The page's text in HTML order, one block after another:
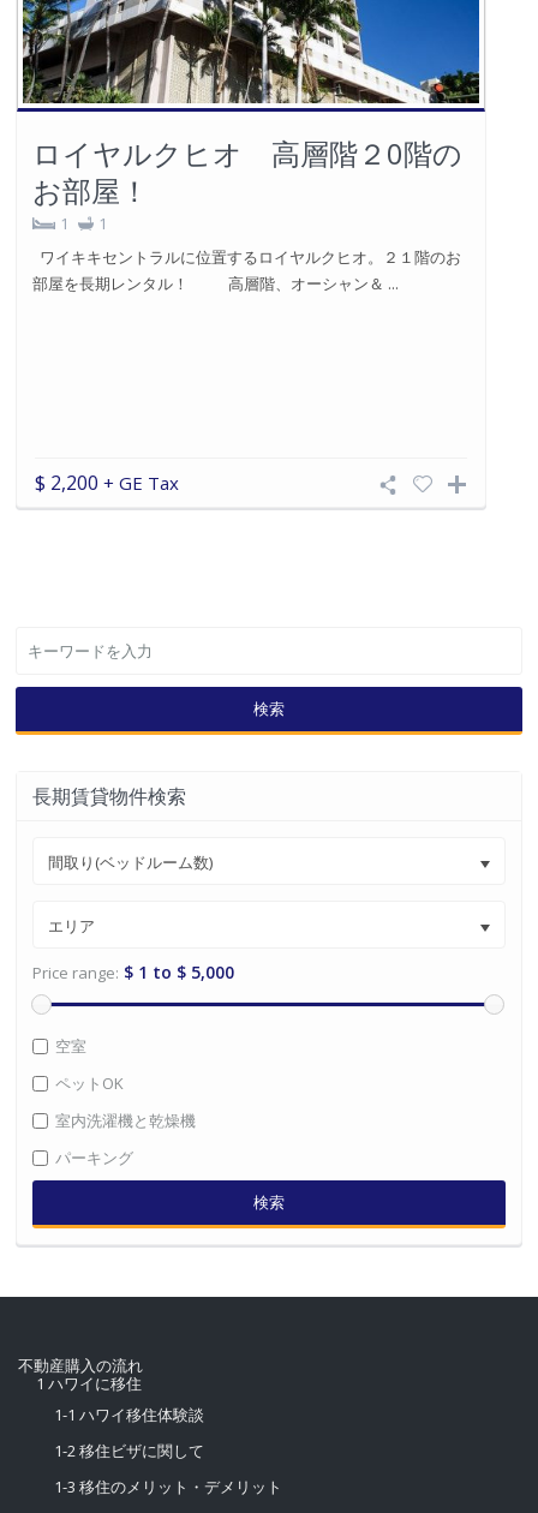
築浅ラグジュアリーコンド！Sky
Ala Moana West ＃3004 (1 ベ...
1 1 521 ft2
築浅物件「Sky Ala Moana West」の３0階 １ベッドルー
ムのパーシャルオーシャンビューのお部屋になります。 駐 ...
ロイヤルクヒオ 高層階２0階の
お部屋！
$ 2,200
長期賃貸物件検索
間取り(ベッドルーム数)